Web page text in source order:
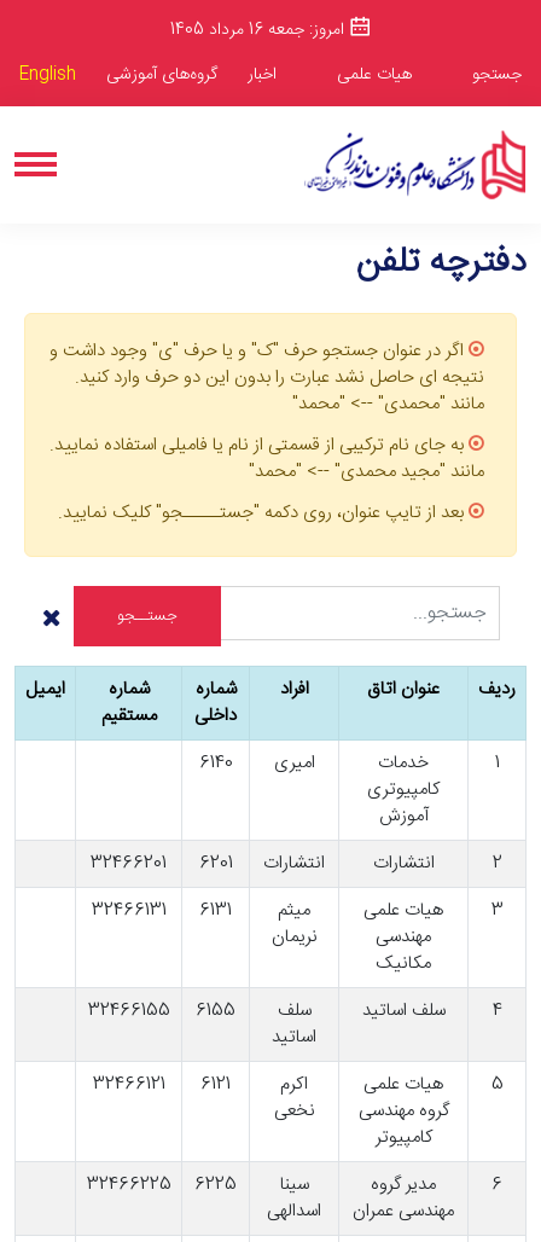
امروز: جمعه 16 مرداد 1405
جستجو
هیات علمی اخبار گروه‌های آموزشی English
دفترچه تلفن
اگر در عنوان جستجو حرف "ک" و یا حرف "ی" وجود داشت و
نتیجه ای حاصل نشد عبارت را بدون این دو حرف وارد کنید.
مانند "محمدی" --> "محمد"
به جای نام ترکیبی از قسمتی از نام یا فامیلی استفاده نمایید.
مانند "مجید محمدی" --> "محمد"
بعد از تایپ عنوان، روی دکمه "جستـــــجو" کلیک نمایید.
ردیف عنوان اتاق افراد
شماره
داخلی
شماره
مستقیم
ایمیل
1
خدمات
کامپیوتری
آموزش
امیری 6140
2 انتشارات انتشارات 6201
32466201
3
هیات علمی
مهندسی
مکانیک
میثم
نریمان
6131
32466131
4 سلف اساتید
سلف
اساتید
6155
32466155
5
هیات علمی
گروه مهندسی
کامپیوتر
اکرم
نخعی
6121
32466121
6
مدیر گروه
مهندسی عمران
سینا
اسدالهی
6225
32466225